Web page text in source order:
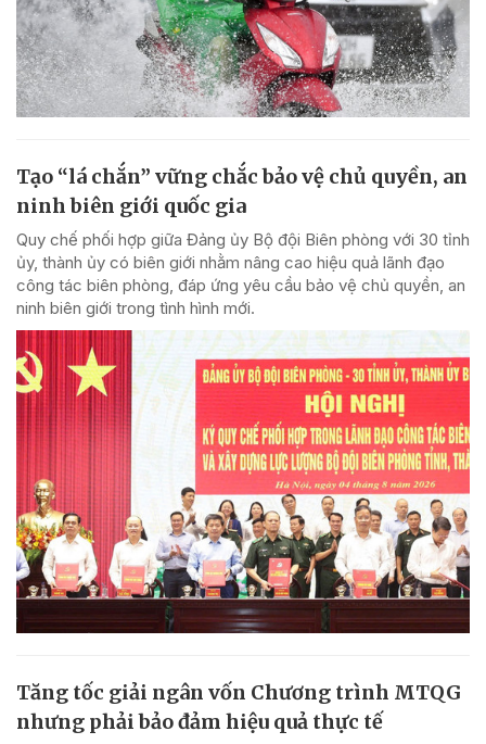
Tạo “lá chắn” vững chắc bảo vệ chủ quyền, an
ninh biên giới quốc gia
Quy chế phối hợp giữa Đảng ủy Bộ đội Biên phòng với 30 tỉnh
ủy, thành ủy có biên giới nhằm nâng cao hiệu quả lãnh đạo
công tác biên phòng, đáp ứng yêu cầu bảo vệ chủ quyền, an
ninh biên giới trong tình hình mới.
Tăng tốc giải ngân vốn Chương trình MTQG
nhưng phải bảo đảm hiệu quả thực tế